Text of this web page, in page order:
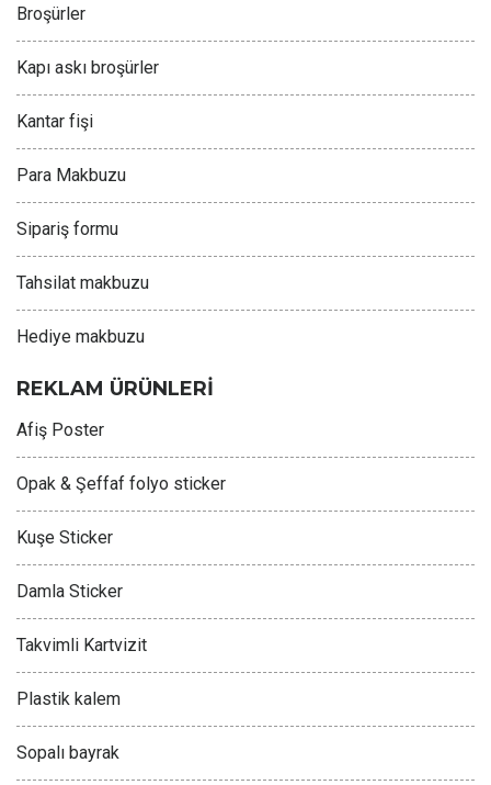
Broşürler
Kapı askı broşürler
Kantar fişi
Para Makbuzu
Sipariş formu
Tahsilat makbuzu
Hediye makbuzu
REKLAM ÜRÜNLERİ
Afiş Poster
Opak & Şeffaf folyo sticker
Kuşe Sticker
Damla Sticker
Takvimli Kartvizit
Plastik kalem
Sopalı bayrak